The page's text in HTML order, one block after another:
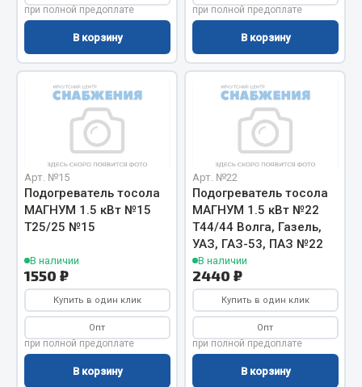
Сцепление
Показать ещё
Весь раздел
Запчасти SHAANXI (SHACMAN)
Система питания
Тормозная система
Колеса и шины
Подвеска
Кабина
Оперение кабины
Весь раздел
при полной предоплате
В корзину
при полной предоплате
В корзину
Арт. №15
Подогреватель тосола
МАГНУМ 1.5 кВт №15
Т25/25 №15
В наличии
1550 ₽
Купить в один клик
Опт
при полной предоплате
В корзину
Арт. №22
Подогреватель тосола
МАГНУМ 1.5 кВт №22
Т44/44 Волга, Газель,
УАЗ, ГАЗ-53, ПАЗ №22
В наличии
2440 ₽
Купить в один клик
Опт
при полной предоплате
В корзину